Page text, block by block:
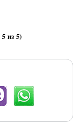
5из 5)